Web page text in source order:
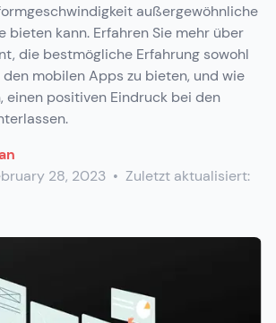
außergewöhnliche
bieten kann. Erfahren Sie mehr über
die bestmögliche Erfahrung sowohl
den mobilen Apps zu bieten, und wie
einen positiven Eindruck bei den
28, 2023 • Zuletzt aktualisiert: